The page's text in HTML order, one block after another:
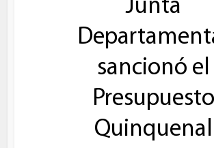
Junta
sancionó el
Presupuesto
Quinquenal